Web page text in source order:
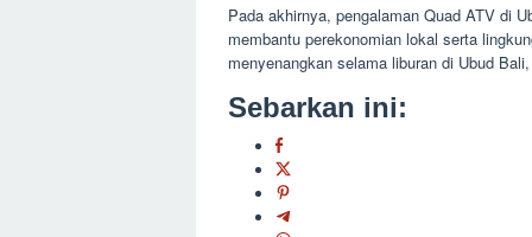
Pada akhirnya, pengalaman Quad ATV di
membantu perekonomian lokal serta
menyenangkan selama liburan di Ubud
Sebarkan ini: